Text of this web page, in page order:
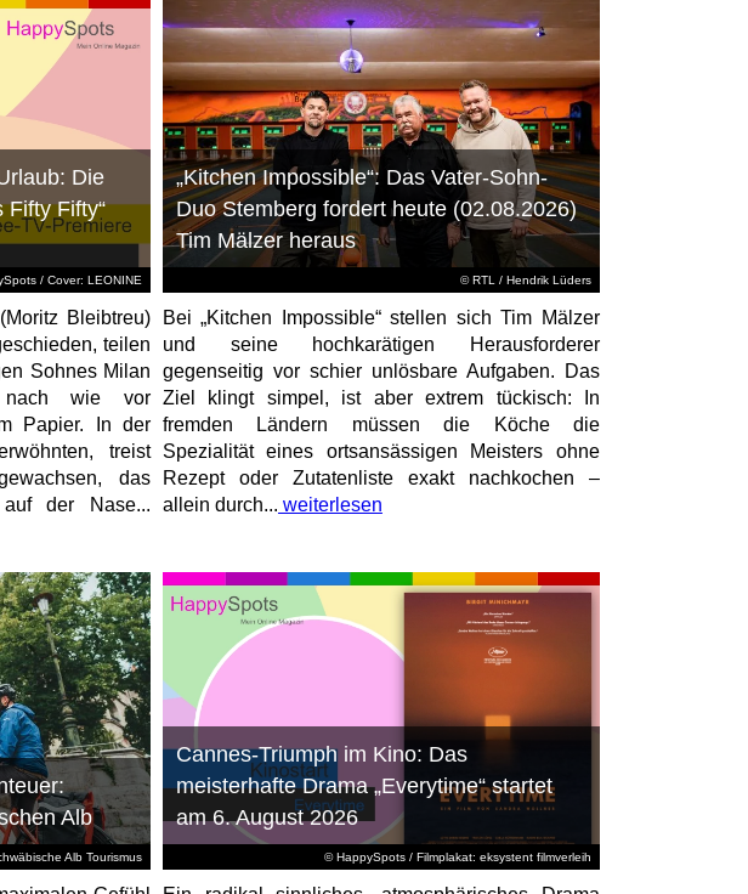
/ Cover: LEONINE
Die
Fifty Fifty“
Bleibtreu)
teilen
Sohnes Milan
nach wie vor
Papier. In der
treist
das
der Nase...
© RTL/ Hendrik Lüders
„Kitchen Impossible“: Das Vater-Sohn-
Duo Stemberg fordert heute (02.08.2026)
Tim Mälzer heraus
Bei „Kitchen Impossible“ stellen sich Tim Mälzer
und seine hochkarätigen Herausforderer
gegenseitig vor schier unlösbare Aufgaben. Das
Ziel klingt simpel, ist aber extrem tückisch: In
fremden Ländern müssen die Köche die
Spezialität eines ortsansässigen Meisters ohne
Rezept oder Zutatenliste exakt nachkochen –
allein durch... weiterlesen
Alb Tourismus
Alb
© HappySpots / Filmplakat: eksystent filmverleih
Cannes-Triumph im Kino: Das
meisterhafte Drama „Everytime“ startet
am 6. August 2026